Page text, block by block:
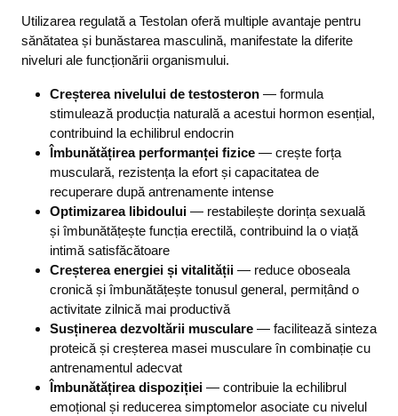
Utilizarea regulată a Testolan oferă multiple avantaje pentru
sănătatea și bunăstarea masculină, manifestate la diferite
niveluri ale funcționării organismului.
Creșterea nivelului de testosteron — formula
stimulează producția naturală a acestui hormon esențial,
contribuind la echilibrul endocrin
Îmbunătățirea performanței fizice — crește forța
musculară, rezistența la efort și capacitatea de
recuperare după antrenamente intense
Optimizarea libidoului — restabilește dorința sexuală
și îmbunătățește funcția erectilă, contribuind la o viață
intimă satisfăcătoare
Creșterea energiei și vitalității — reduce oboseala
cronică și îmbunătățește tonusul general, permițând o
activitate zilnică mai productivă
Susținerea dezvoltării musculare — facilitează sinteza
proteică și creșterea masei musculare în combinație cu
antrenamentul adecvat
Îmbunătățirea dispoziției — contribuie la echilibrul
emoțional și reducerea simptomelor asociate cu nivelul